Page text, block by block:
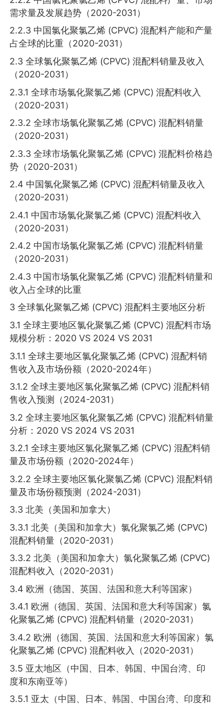
需求量及发展趋势（2020-2031）
2.2.3 中国氯化聚氯乙烯 (CPVC) 混配料产能和产量
占全球的比重（2020-2031）
2.3 全球氯化聚氯乙烯 (CPVC) 混配料销量及收入
（2020-2031）
2.3.1 全球市场氯化聚氯乙烯 (CPVC) 混配料收入
（2020-2031）
2.3.2 全球市场氯化聚氯乙烯 (CPVC) 混配料销量
（2020-2031）
2.3.3 全球市场氯化聚氯乙烯 (CPVC) 混配料价格趋
势（2020-2031）
2.4 中国氯化聚氯乙烯 (CPVC) 混配料销量及收入
（2020-2031）
2.4.1 中国市场氯化聚氯乙烯 (CPVC) 混配料收入
（2020-2031）
2.4.2 中国市场氯化聚氯乙烯 (CPVC) 混配料销量
（2020-2031）
2.4.3 中国市场氯化聚氯乙烯 (CPVC) 混配料销量和
收入占全球的比重
3 全球氯化聚氯乙烯 (CPVC) 混配料主要地区分析
3.1 全球主要地区氯化聚氯乙烯 (CPVC) 混配料市场
规模分析：2020 VS 2024 VS 2031
3.1.1 全球主要地区氯化聚氯乙烯 (CPVC) 混配料销
售收入及市场份额（2020-2024年）
3.1.2 全球主要地区氯化聚氯乙烯 (CPVC) 混配料销
售收入预测（2024-2031）
3.2 全球主要地区氯化聚氯乙烯 (CPVC) 混配料销量
分析：2020 VS 2024 VS 2031
3.2.1 全球主要地区氯化聚氯乙烯 (CPVC) 混配料销
量及市场份额（2020-2024年）
3.2.2 全球主要地区氯化聚氯乙烯 (CPVC) 混配料销
量及市场份额预测（2024-2031）
3.3 北美（美国和加拿大）
3.3.1 北美（美国和加拿大）氯化聚氯乙烯 (CPVC)
混配料销量（2020-2031）
3.3.2 北美（美国和加拿大）氯化聚氯乙烯 (CPVC)
混配料收入（2020-2031）
3.4 欧洲（德国、英国、法国和意大利等国家）
3.4.1 欧洲（德国、英国、法国和意大利等国家）氯
化聚氯乙烯 (CPVC) 混配料销量（2020-2031）
3.4.2 欧洲（德国、英国、法国和意大利等国家）氯
化聚氯乙烯 (CPVC) 混配料收入（2020-2031）
3.5 亚太地区（中国、日本、韩国、中国台湾、印
度和东南亚等）
3.5.1 亚太（中国、日本、韩国、中国台湾、印度和